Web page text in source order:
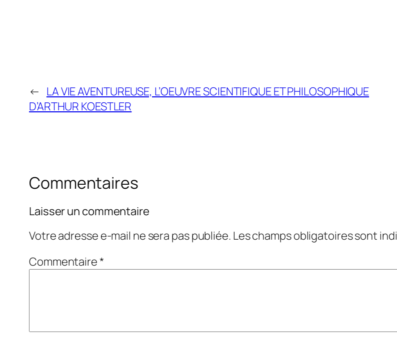
← LA VIE AVENTUREUSE, L’OEUVRE SCIENTIFIQUE ET PHILOSOPHIQUE
D’ARTHUR KOESTLER
Commentaires
Laisser un commentaire
Votre adresse e-mail ne sera pas publiée. Les champs obligatoires sont
Commentaire*